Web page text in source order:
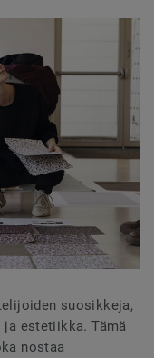
suosikkeja,
estetiikka. Tämä
nostaa